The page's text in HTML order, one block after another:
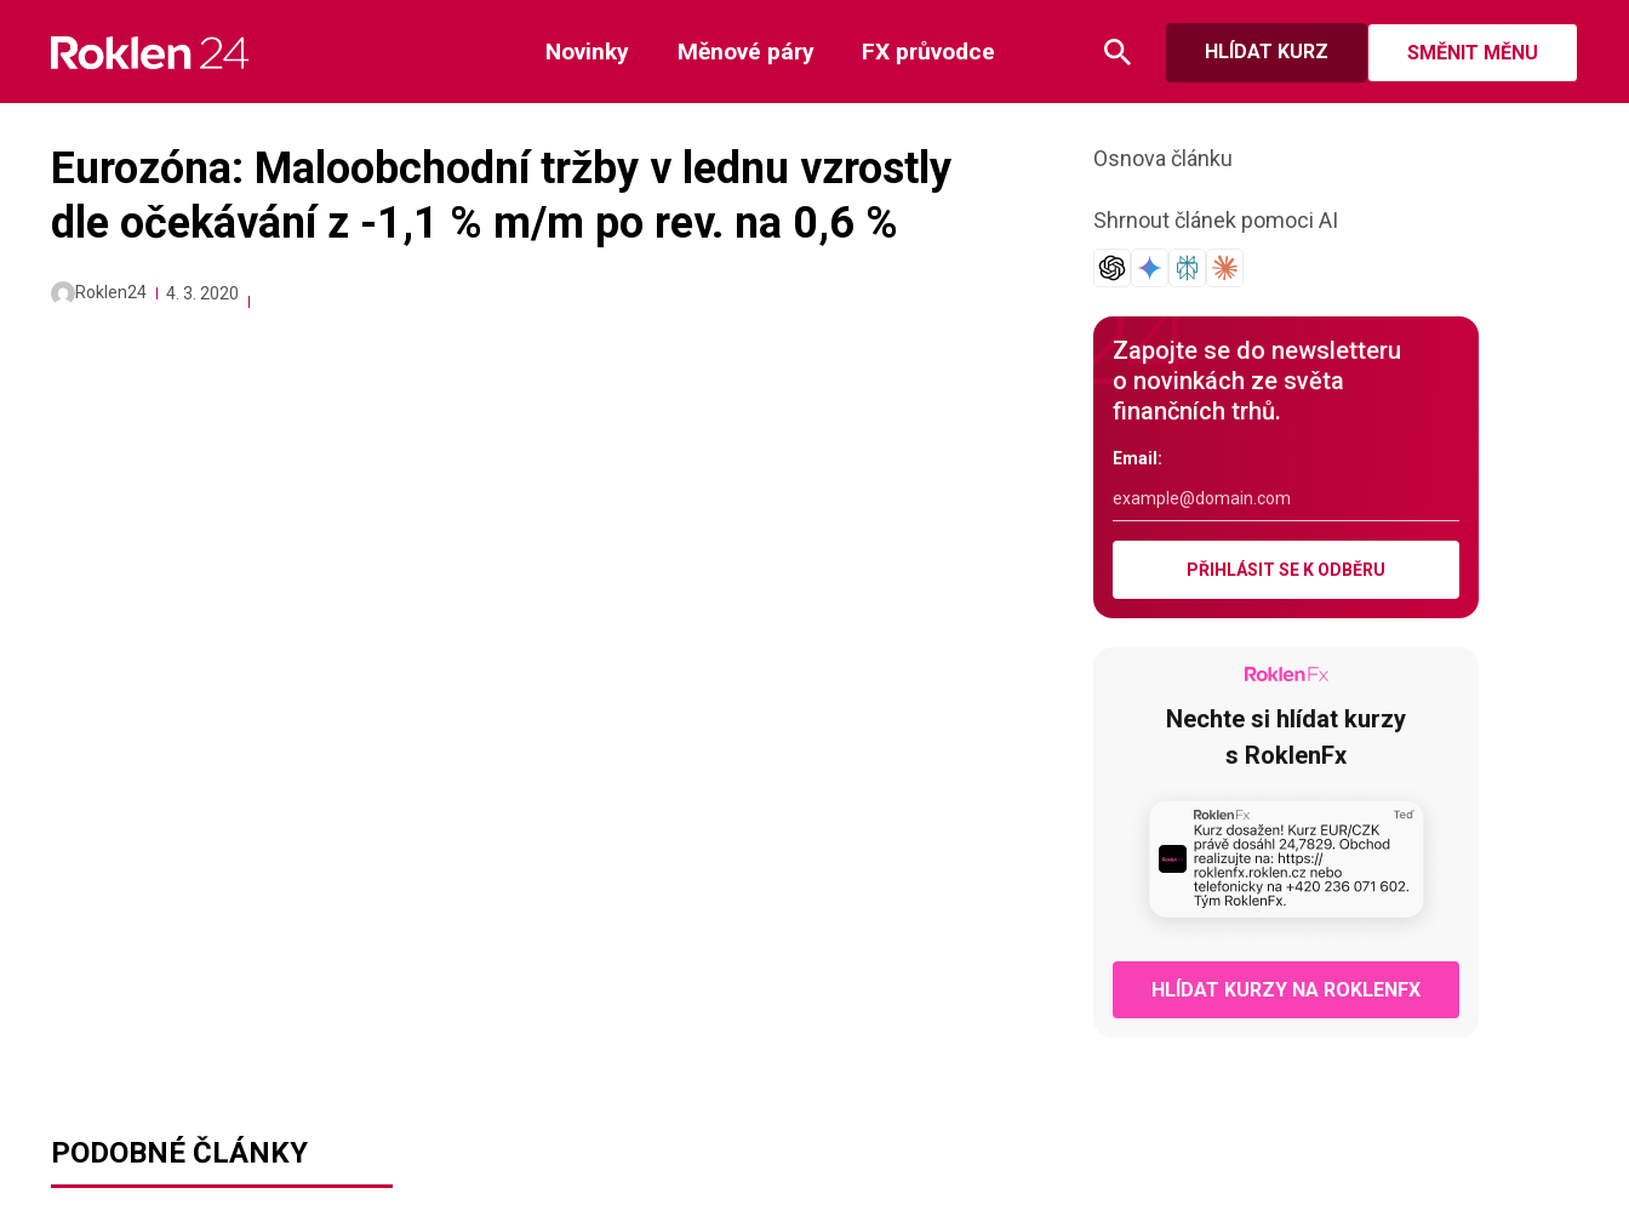
content
HLÍDAT KURZ SMĚNIT MĚNU
Novinky Měnové páry FX průvodce
Eurozóna: Maloobchodní tržby v lednu vzrostly
dle očekávání z -1,1 % m/m po rev. na 0,6 %
Roklen24 4. 3. 2020
Osnova článku
Shrnout článek pomoci AI
Zapojte se do newsletteru
o novinkách ze světa
finančních trhů.
Email:
PŘIHLÁSIT SE K ODBĚRU
Nechte si hlídat kurzy
s RoklenFx
HLÍDAT KURZY NA ROKLENFX
PODOBNÉ ČLÁNKY